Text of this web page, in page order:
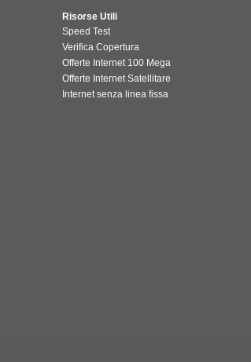
Risorse Utili
Speed Test
Verifica Copertura
Offerte Internet 100 Mega
Offerte Internet Satellitare
Internet senza linea fissa